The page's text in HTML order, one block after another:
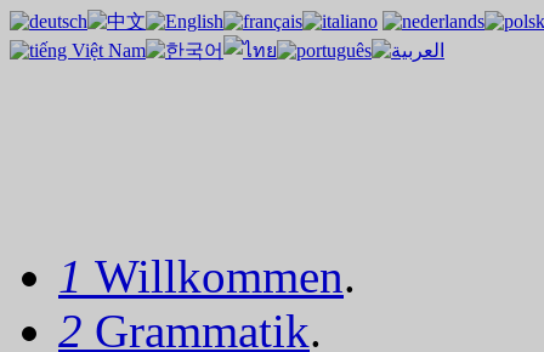
1 Willkommen.
2 Grammatik.